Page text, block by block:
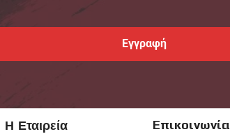
Η Εταιρεία Επικοινωνία